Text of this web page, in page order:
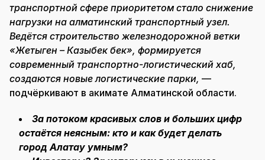
транспортной сфере приоритетом стало снижение
нагрузки на алматинский транспортный узел.
Ведётся строительство железнодорожной ветки
«Жетыген – Казыбек бек», формируется
современный транспортно-логистический хаб,
создаются новые логистические парки, —
подчёркивают в акимате Алматинской области.
За потоком красивых слов и больших цифр
остаётся неясным: кто и как будет делать
город Алатау умным?